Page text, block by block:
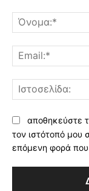
αποθηκεύστε
τον ιστότοπό μου
επόμενη φορά